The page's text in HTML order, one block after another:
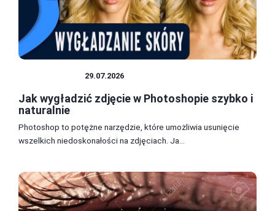
29.07.2026
Jak wygładzić zdjęcie w Photoshopie szybko i
naturalnie
Photoshop to potężne narzędzie, które umożliwia usunięcie
wszelkich niedoskonałości na zdjęciach. Ja...